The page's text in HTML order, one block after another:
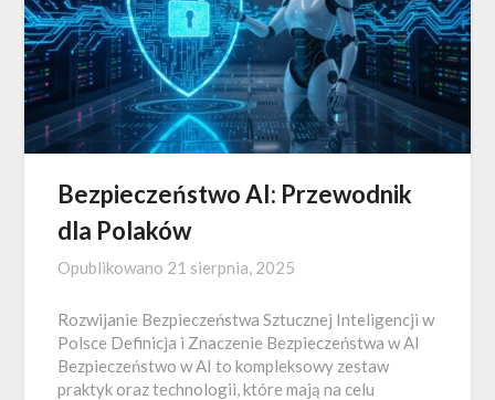
Bezpieczeństwo AI: Przewodnik
dla Polaków
Opublikowano 21 sierpnia, 2025
Rozwijanie Bezpieczeństwa Sztucznej Inteligencji w
Polsce Definicja i Znaczenie Bezpieczeństwa w AI
Bezpieczeństwo w AI to kompleksowy zestaw
praktyk oraz technologii, które mają na celu